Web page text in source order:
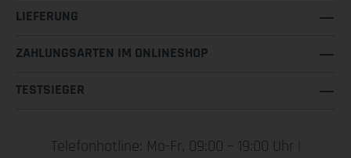
LIEFERUNG
ZAHLUNGSARTEN IM ONLINESHOP
TESTSIEGER
Telefonhotline: Mo-Fr, 09:00 – 19:00 Uhr |